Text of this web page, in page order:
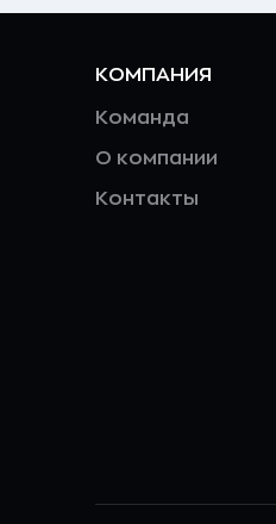
КОМПАНИЯ
Команда
О компании
Контакты